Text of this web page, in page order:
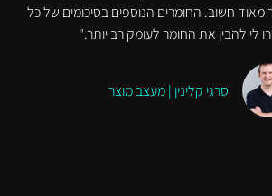
מאוד חשוב. החומרים הנוספים בסיכומים של כל
לי להבין את החומר לעומק רב יותר."
סרגי קלינין | מעצב מוצר